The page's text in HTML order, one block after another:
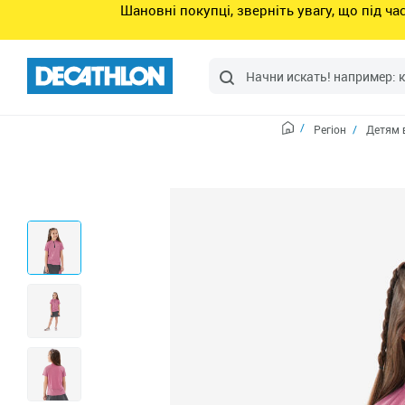
Шановні покупці, зверніть увагу, що під
Регіон Детям